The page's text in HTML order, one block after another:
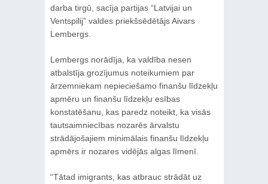
darba tirgū, sacīja partijas “Latvijai un
Ventspilij” valdes priekšsēdētājs Aivars
Lembergs.
Lembergs norādīja, ka valdība nesen
atbalstīja grozījumus noteikumiem par
ārzemniekam nepieciešamo finanšu līdzekļu
apmēru un finanšu līdzekļu esības
konstatēšanu, kas paredz noteikt, ka visās
tautsaimniecības nozarēs ārvalstu
strādājošajiem minimālais finanšu līdzekļu
apmērs ir nozares vidējās algas līmenī.
“Tātad imigrants, kas atbrauc strādāt uz